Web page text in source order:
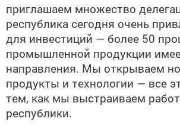
приглашаем множество
республика сегодня очень
для инвестиций — более 50
промышленной продукции
направления. Мы открываем
продукты и технологии — все
тем, как мы выстраиваем
республики.